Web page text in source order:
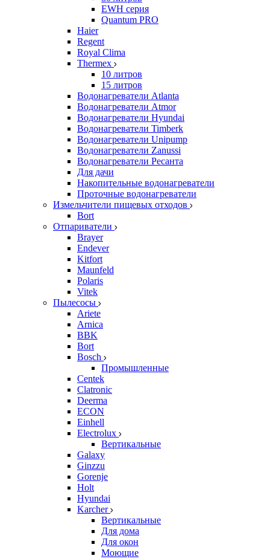
EWH серия
Quantum PRO
Haier
Regent
Royal Clima
Thermex
10 литров
15 литров
Водонагреватели Atlanta
Водонагреватели Atmor
Водонагреватели Hyundai
Водонагреватели Timberk
Водонагреватели Unipump
Водонагреватели Zanussi
Водонагреватели Ресанта
Для дачи
Накопительные водонагреватели
Проточные водонагреватели
Измельчители пищевых отходов
Bort
Отпариватели
Brayer
Endever
Kitfort
Maunfeld
Polaris
Vitek
Пылесосы
Ariete
Arnica
BBK
Bort
Bosch
Промышленные
Centek
Clatronic
Deerma
ECON
Einhell
Electrolux
Вертикальные
Galaxy
Ginzzu
Gorenje
Holt
Hyundai
Karcher
Вертикальные
Для дома
Для окон
Моющие